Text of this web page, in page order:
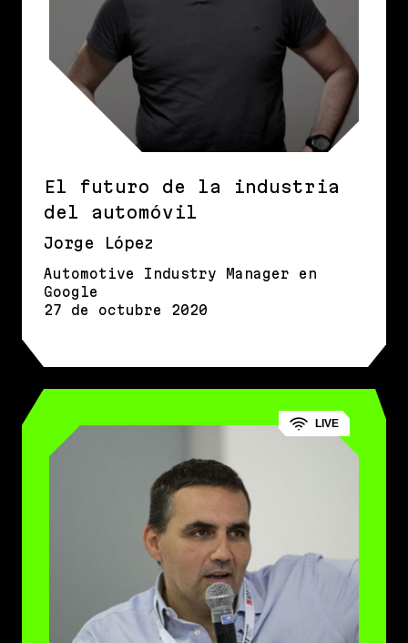
El futuro de la industria
del automóvil
Jorge López
Automotive Industry Manager en
Google
27 de octubre 2020
LIVE